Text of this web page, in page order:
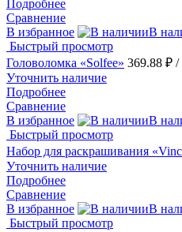
Подробнее
Сравнение
В избранное
В
Быстрый просмотр
Головоломка «Solfee» 369.88 ₽ /
Уточнить наличие
Подробнее
Сравнение
В избранное
В
Быстрый просмотр
Набор для раскрашивания
Уточнить наличие
Подробнее
Сравнение
В избранное
В
Быстрый просмотр